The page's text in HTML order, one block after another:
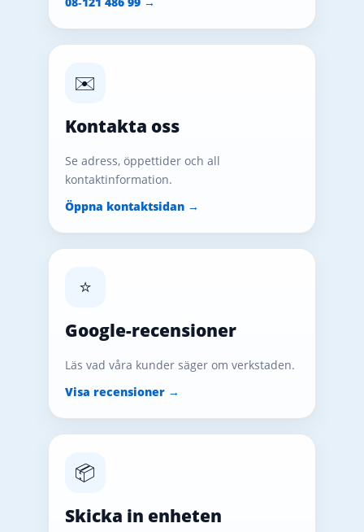
✉️
Kontakta oss
Se adress, öppettider och all
kontaktinformation.
Öppna kontaktsidan →
⭐
Google-recensioner
Läs vad våra kunder säger om verkstaden.
Visa recensioner →
📦
Skicka in enheten